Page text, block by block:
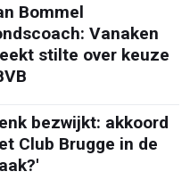
Bommel
Vanaken
stilte over keuze
bezwijkt: akkoord
Club Brugge in de